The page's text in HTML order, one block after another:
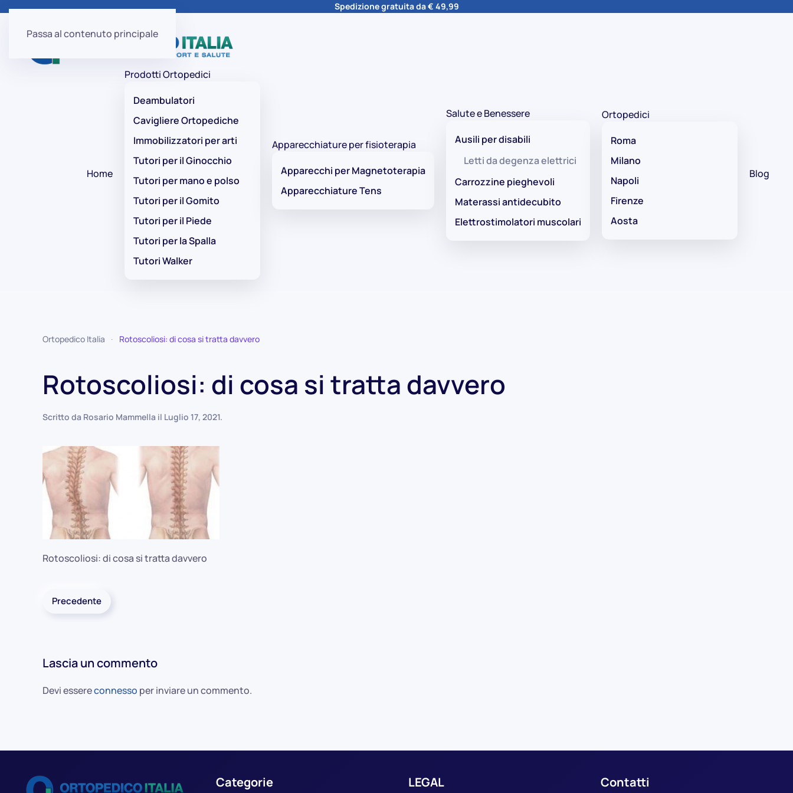
Passa al contenuto principale
Spedizione gratuita da € 49,99
Home
Prodotti Ortopedici
Deambulatori
Cavigliere Ortopediche
Immobilizzatori per arti
Tutori per il Ginocchio
Tutori per mano e polso
Tutori per il Gomito
Tutori per il Piede
Tutori per la Spalla
Tutori Walker
Apparecchiature per fisioterapia
Apparecchi per Magnetoterapia
Apparecchiature Tens
Salute e Benessere
Ausili per disabili
Letti da degenza elettrici
Carrozzine pieghevoli
Materassi antidecubito
Elettrostimolatori muscolari
Ortopedici
Roma
Milano
Napoli
Firenze
Aosta
Blog
Ortopedico Italia Rotoscoliosi: di cosa si tratta davvero
Rotoscoliosi: di cosa si tratta davvero
Scritto da Rosario Mammella il Luglio 17, 2021.
Rotoscoliosi: di cosa si tratta davvero
Precedente
Lascia un commento
Devi essereconnesso per inviare un commento.
Categorie LEGAL Contatti